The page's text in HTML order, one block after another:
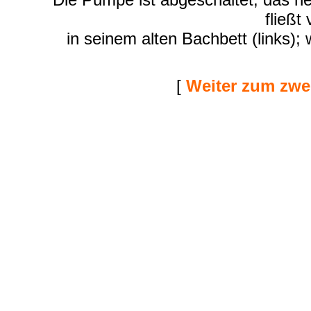
fließt
in seinem alten Bachbett (links);
[ Weiter zum